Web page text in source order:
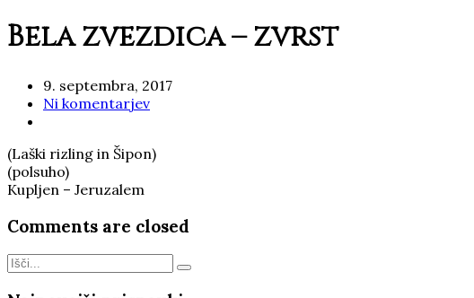
Bela zvezdica – zvrst
9. septembra, 2017
Ni komentarjev
(Laški rizling in Šipon)
(polsuho)
Kupljen – Jeruzalem
Comments are closed